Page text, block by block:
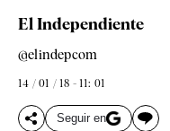
El Independiente
@elindepcom
14 / 01 / 18 - 11: 01
Seguir en